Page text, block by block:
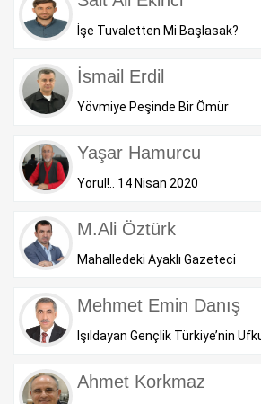
İşe Tuvaletten Mi Başlasak?
İsmail Erdil
Yövmiye Peşinde Bir Ömür
Yaşar Hamurcu
Yorul!.. 14 Nisan 2020
M.Ali Öztürk
Mahalledeki Ayaklı Gazeteci
Mehmet Emin Danış
Işıldayan Gençlik Türkiye’nin
Ahmet Korkmaz